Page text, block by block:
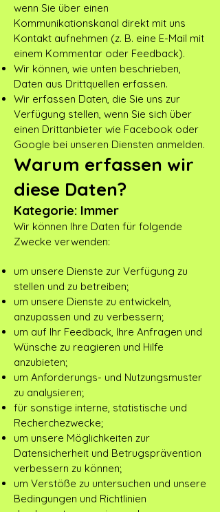
wenn Sie über einen
Kommunikationskanal direkt mit uns
Kontakt aufnehmen (z. B. eine E-Mail mit
einem Kommentar oder Feedback).
Wir können, wie unten beschrieben,
Daten aus Drittquellen erfassen.
Wir erfassen Daten, die Sie uns zur
Verfügung stellen, wenn Sie sich über
einen Drittanbieter wie Facebook oder
Google bei unseren Diensten anmelden.
Warum erfassen wir
diese Daten?
Kategorie: Immer
Wir können Ihre Daten für folgende
Zwecke verwenden:
um unsere Dienste zur Verfügung zu
stellen und zu betreiben;
um unsere Dienste zu entwickeln,
anzupassen und zu verbessern;
um auf Ihr Feedback, Ihre Anfragen und
Wünsche zu reagieren und Hilfe
anzubieten;
um Anforderungs- und Nutzungsmuster
zu analysieren;
für sonstige interne, statistische und
Recherchezwecke;
um unsere Möglichkeiten zur
Datensicherheit und Betrugsprävention
verbessern zu können;
um Verstöße zu untersuchen und unsere
Bedingungen und Richtlinien